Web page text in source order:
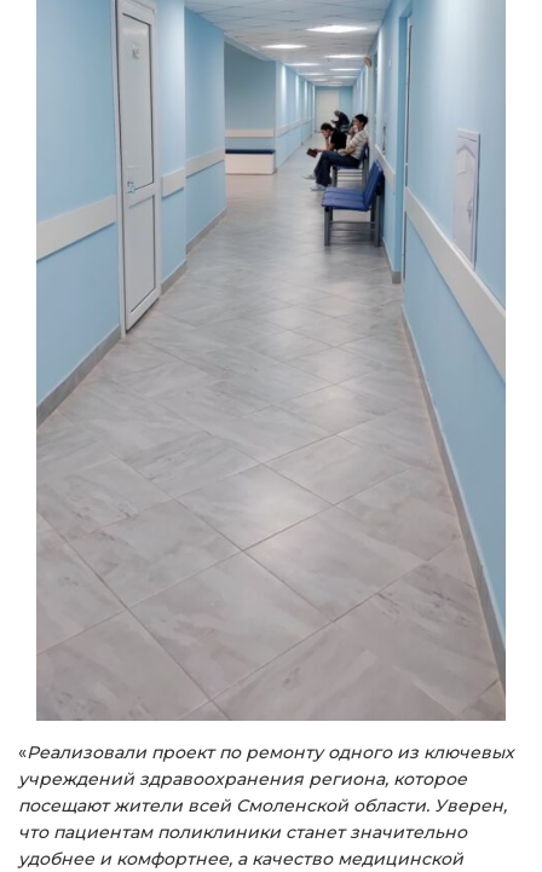
«Реализовали проект по ремонту одного из ключевых
учреждений здравоохранения региона, которое
посещают жители всей Смоленской области. Уверен,
что пациентам поликлиники станет значительно
удобнее и комфортнее, а качество медицинской